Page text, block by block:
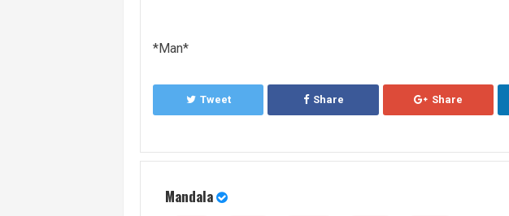
*Man*
Tweet Share Share
Mandala